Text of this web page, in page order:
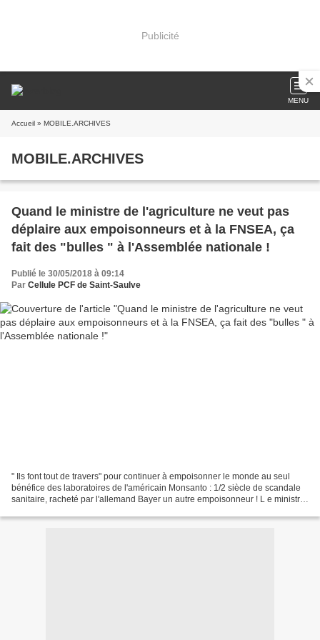
Publicité
MENU
Accueil » MOBILE.ARCHIVES
MOBILE.ARCHIVES
Quand le ministre de l'agriculture ne veut pas
déplaire aux empoisonneurs et à la FNSEA, ça
fait des "bulles " à l'Assemblée nationale !
Publié le 30/05/2018 à 09:14
Par Cellule PCF de Saint-Saulve
" Ils font tout de travers" pour continuer à empoisonner le monde au seul
bénéfice des laboratoires de l'américain Monsanto : 1/2 siècle de scandale
sanitaire, racheté par l'allemand Bayer un autre empoisonneur ! L e ministre